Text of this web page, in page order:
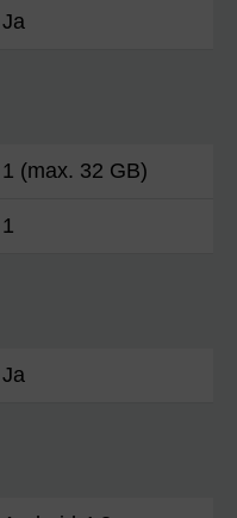
Ja
1 (max. 32 GB)
1
Ja